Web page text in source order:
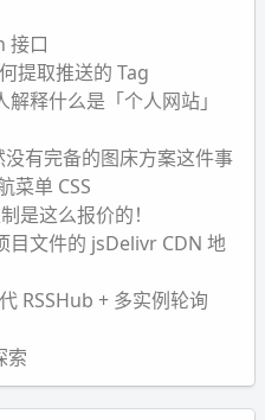
接口
提取推送的 Tag
解释什么是「个人网站」
没有完备的图床方案这件事
菜单 CSS
是这么报价的！
目文件的 jsDelivr CDN 地
RSSHub + 多实例轮询
索